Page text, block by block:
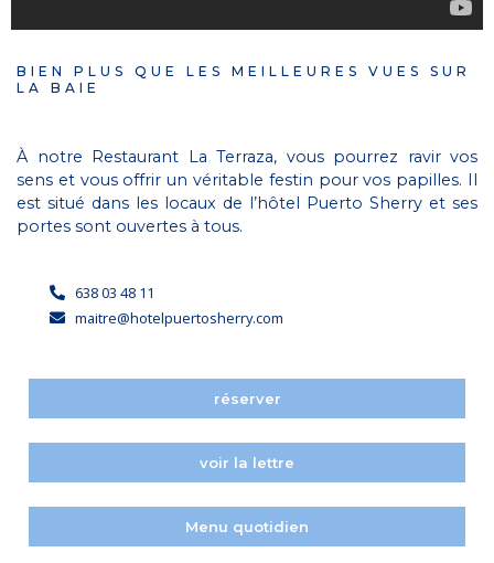
BIEN PLUS QUE LES MEILLEURES VUES SUR
LA BAIE
À notre Restaurant La Terraza, vous pourrez ravir vos
sens et vous offrir un véritable festin pour vos papilles. Il
est situé dans les locaux de l’hôtel Puerto Sherry et ses
portes sont ouvertes à tous.
638 03 48 11
maitre@hotelpuertosherry.com
réserver
voir la lettre
Menu quotidien